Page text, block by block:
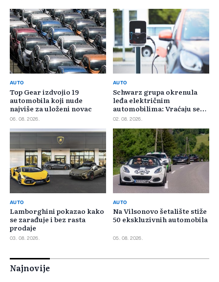
AUTO
Top Gear izdvojio 19
automobila koji nude
najviše za uloženi novac
06. 08. 2026.
AUTO
Schwarz grupa okrenula
leđa električnim
automobilima: Vraćaju se
benzincima i dizelašima
02. 08. 2026.
AUTO
Lamborghini pokazao kako
se zarađuje i bez rasta
prodaje
03. 08. 2026.
AUTO
Na Vilsonovo šetalište stiže
50 ekskluzivnih automobila
05. 08. 2026.
Najnovije